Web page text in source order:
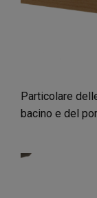
Particolare
bacino e del